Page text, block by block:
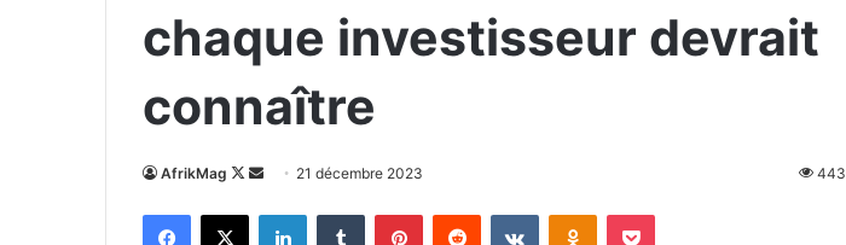
chaque investisseur devrait
connaître
AfrikMag
Follow
Envoyer
courriel
21 décembre 2023 443
Facebook
X LinkedinTumblr PinterestReddit VKontakteOdnoklassniki
Pocket